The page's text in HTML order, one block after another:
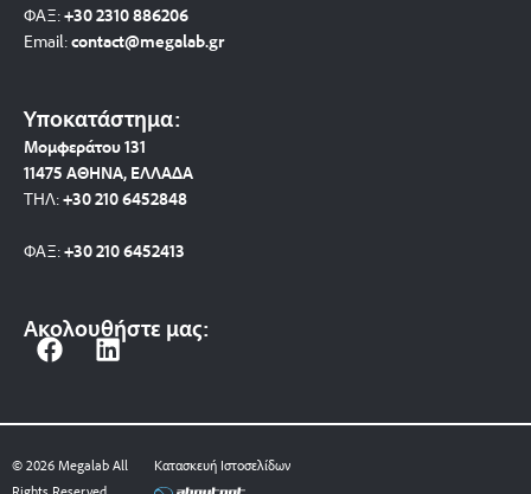
ΦΑΞ:+30 2310 886206
Email:contact@megalab.gr
Υποκατάστημα:
Μομφεράτου 131
11475 ΑΘΗΝΑ, ΕΛΛΑΔΑ
ΤΗΛ:+30 210 6452848
ΦΑΞ:+30 210 6452413
Ακολουθήστε μας:
F
e
b
o
L
k
e
d
© 2026 Megalab All
Κατασκευή Ιστοσελίδων